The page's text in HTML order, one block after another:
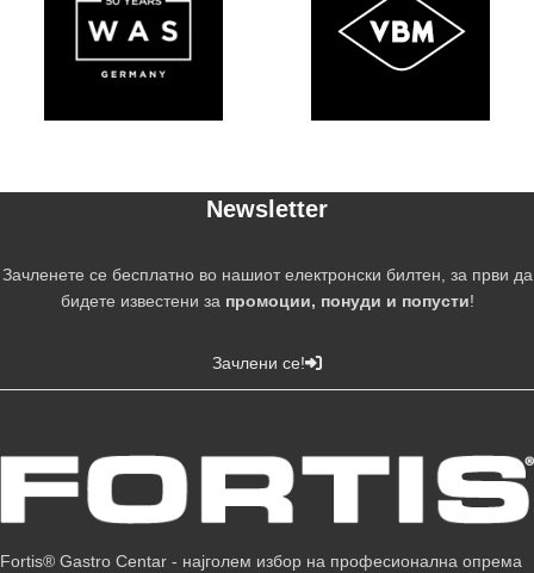
Newsletter
Зачленете се бесплатно во нашиот електронски билтен, за први да
бидете известени за промоции, понуди и попусти!
Зачлени се!
Fortis® Gastro Centar - најголем избор на професионална опрема